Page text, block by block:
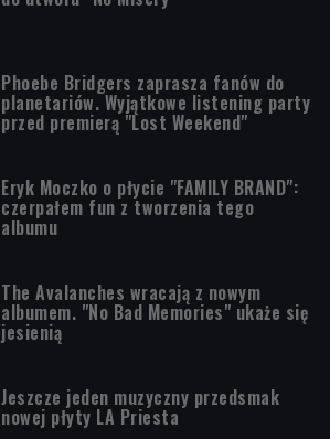
Phoebe Bridgers zaprasza fanów do
planetariów. Wyjątkowe listening party
przed premierą "Lost Weekend"
Eryk Moczko o płycie "FAMILY BRAND":
czerpałem fun z tworzenia tego
albumu
The Avalanches wracają z nowym
albumem. "No Bad Memories" ukaże się
jesienią
Jeszcze jeden muzyczny przedsmak
nowej płyty LA Priesta